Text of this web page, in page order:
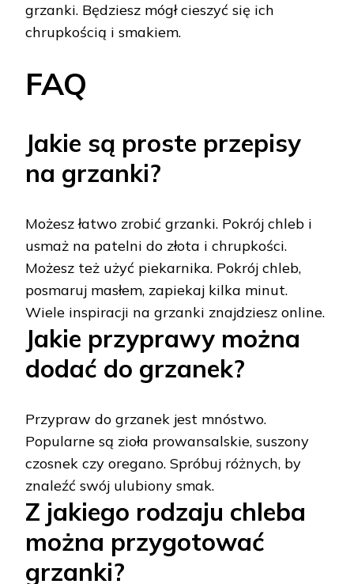
grzanki. Będziesz mógł cieszyć się ich
chrupkością i smakiem.
FAQ
Jakie są proste przepisy
na grzanki?
Możesz łatwo zrobić grzanki. Pokrój chleb i
usmaż na patelni do złota i chrupkości.
Możesz też użyć piekarnika. Pokrój chleb,
posmaruj masłem, zapiekaj kilka minut.
Wiele inspiracji na grzanki znajdziesz online.
Jakie przyprawy można
dodać do grzanek?
Przypraw do grzanek jest mnóstwo.
Popularne są zioła prowansalskie, suszony
czosnek czy oregano. Spróbuj różnych, by
znaleźć swój ulubiony smak.
Z jakiego rodzaju chleba
można przygotować
grzanki?